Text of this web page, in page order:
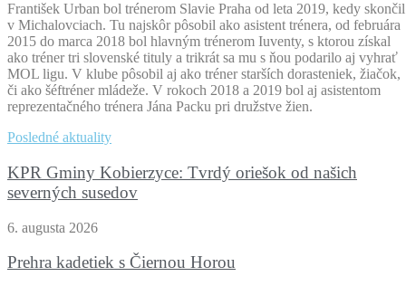
František Urban bol trénerom Slavie Praha od leta 2019, kedy skončil
v Michalovciach. Tu najskôr pôsobil ako asistent trénera, od februára
2015 do marca 2018 bol hlavným trénerom Iuventy, s ktorou získal
ako tréner tri slovenské tituly a trikrát sa mu s ňou podarilo aj vyhrať
MOL ligu. V klube pôsobil aj ako tréner starších dorasteniek, žiačok,
či ako šéftréner mládeže. V rokoch 2018 a 2019 bol aj asistentom
reprezentačného trénera Jána Packu pri družstve žien.
Posledné aktuality
KPR Gminy Kobierzyce: Tvrdý oriešok od našich
severných susedov
6. augusta 2026
Prehra kadetiek s Čiernou Horou